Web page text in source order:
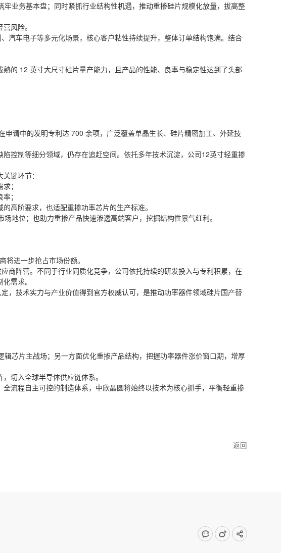
业务基本盘；同时紧抓行业结构性机遇，推动重掺硅片规模化放量，拔高整
风险。
汽车电子等多元化场景，核心客户粘性持续提升，整体订单结构饱满。结合
的 12 英寸大尺寸硅片量产能力，且产品的性能、良率与稳定性达到了头部
请中的发明专利达 700 余项，广泛覆盖单晶生长、硅片精密加工、外延技
控制等细分领域，仍存在追赶空间。依托多年技术沉淀，公司12英寸轻重掺
键环节：
；
；
高阶要求，也适配重掺功率芯片的生产标准。
地位；也助力重掺产品快速渗透高端客户，挖掘结构性景气红利。
进一步抢占市场份额。
商阵营。不同于行业同质化竞争，公司依托持续的研发投入与专利积累，在
需求。
，技术实力与产业价值得到官方权威认可，是推动功率器件领域硅片国产替
芯片主战场；另一方面优化重掺产品结构，把握功率器件涨价窗口期，增厚
切入全球半导体供应链体系。
流程自主可控的制造体系，中欣晶圆将始终以技术为核心抓手，平衡轻重掺
返回